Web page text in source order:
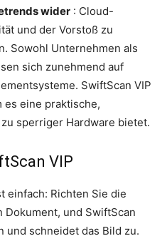
wider : Cloud-
und der Vorstoß zu
Sowohl Unternehmen als
sich zunehmend auf
SwiftScan VIP
es eine praktische,
sperriger Hardware bietet.
VIP
einfach: Richten Sie die
Dokument, und SwiftScan
und schneidet das Bild zu.